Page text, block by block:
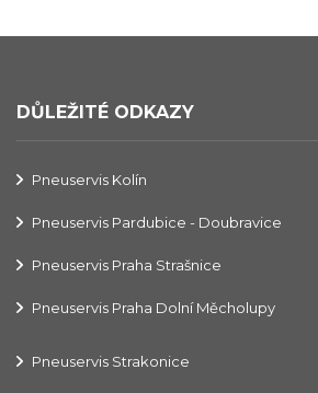
DŮLEŽITÉ ODKAZY
Pneuservis Kolín
Pneuservis Pardubice - Doubravice
Pneuservis Praha Strašnice
Pneuservis Praha Dolní Měcholupy
Pneuservis Strakonice